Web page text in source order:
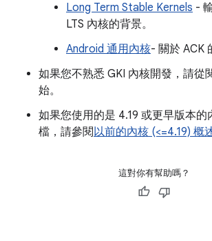
Long Term Stable Kernels -
LTS 內核的背景。
Android 通用內核- 關於 ACK
如果您不熟悉 GKI 內核開發，請從
始。
如果您使用的是 4.19 或更早版本的
檔，請參閱以前的內核 (<=4.19) 概
這對你有幫助嗎？